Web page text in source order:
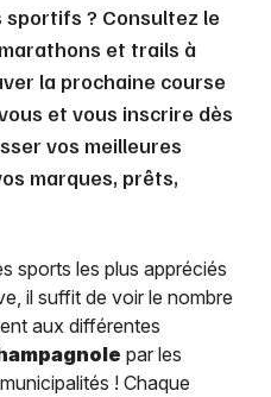
sportifs ? Consultez le
et trails à
la prochaine course
et vous inscrire dès
vos meilleures
marques, prêts,
sports les plus appréciés
il suffit de voir le nombre
aux différentes
par les
! Chaque